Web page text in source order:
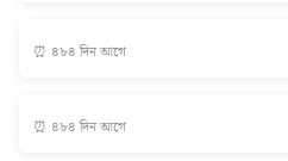
⏰ ৪৮৪ দিন আগে
⏰ ৪৮৪ দিন আগে